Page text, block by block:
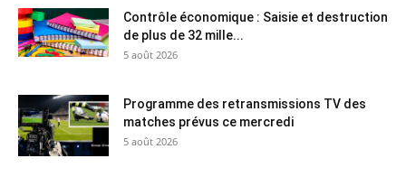
Contrôle économique : Saisie et destruction
de plus de 32 mille...
5 août 2026
Programme des retransmissions TV des
matches prévus ce mercredi
5 août 2026